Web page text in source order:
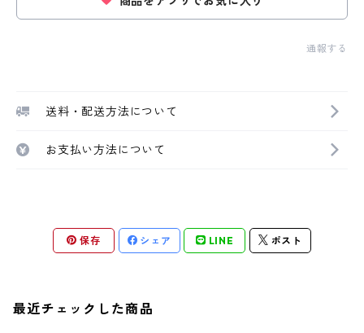
通報する
送料・配送方法について
お支払い方法について
保存 シェア LINE ポスト
最近チェックした商品